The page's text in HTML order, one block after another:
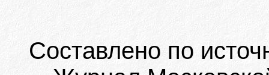
Составлено по